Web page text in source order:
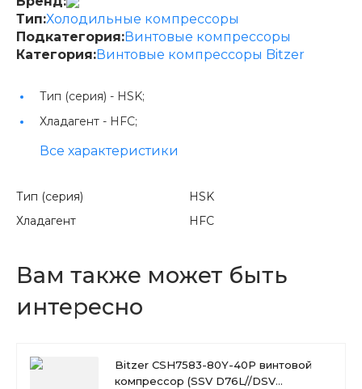
Тип:Холодильные компрессоры
Подкатегория:Винтовые компрессоры
Категория:Винтовые компрессоры Bitzer
Тип (серия) - HSK;
Хладагент - HFC;
Все характеристики
Тип (серия)
HSK
Хладагент
HFC
Вам также может быть
интересно
Bitzer CSH7583-80Y-40P винтовой
компрессор (SSV D76L//DSV